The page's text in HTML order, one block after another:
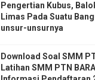
Pengertian Kubus,
Limas Pada Suatu
unsur-unsurnya
Download Soal SMM
Latihan SMM PTN